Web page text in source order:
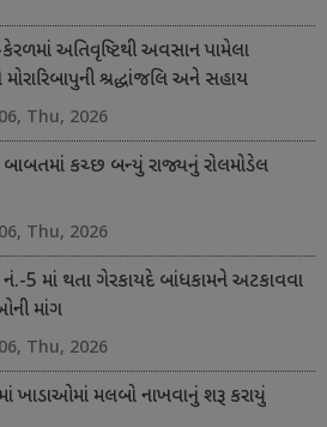
અતિવૃષ્ટિથી અવસાન પામેલા
શ્રદ્ધાંજલિ અને સહાય
Thu, 2026
બાબતમાં કચ્છ બન્યું રાજ્યનું રોલમોડેલ
Thu, 2026
નં.-5 માં થતા ગેરકાયદે બાંધકામને અટકાવવા
માંગ
Thu, 2026
ખાડાઓમાં મલબો નાખવાનું શરૂ કરાયું